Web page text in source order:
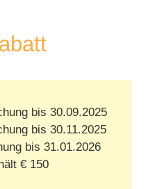
bis 30.09.2025
bis 30.11.2025
bis 31.01.2026
€ 150